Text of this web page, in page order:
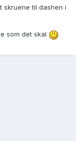
skruene til dashen i
som det skal